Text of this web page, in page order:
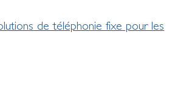
de téléphonie fixe pour les